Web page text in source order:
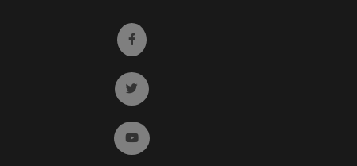
Ir a facebook (abre en ventana nueva)
Ir a twitter (abre en ventana nueva)
Ir a YouTube (abre en ventana nueva)